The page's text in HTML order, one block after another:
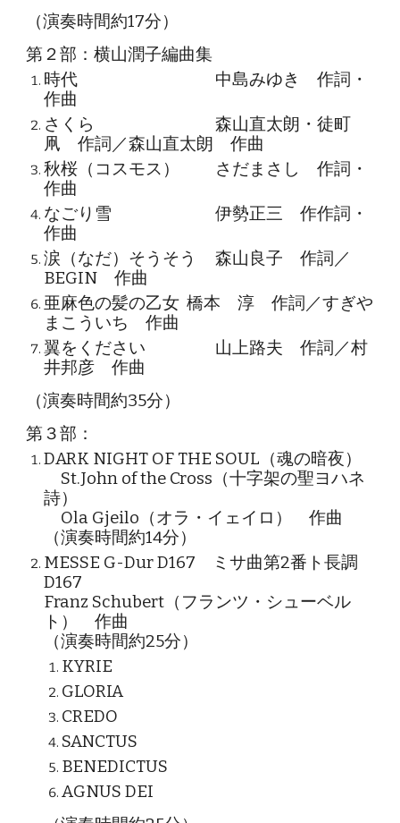
（演奏時間約17分）
第２部：横山潤子編曲集
時代
中島みゆき 作詞・
作曲
さくら
森山直太朗・徒町
凧 作詞／森山直太朗 作曲
秋桜（コスモス）
さだまさし 作詞・
作曲
なごり雪
伊勢正三 作作詞・
作曲
涙（なだ）そうそう
森山良子 作詞／
BEGIN 作曲
亜麻色の髪の乙女 橋本 淳 作詞／すぎや
まこういち 作曲
翼をください
山上路夫 作詞／村
井邦彦 作曲
（演奏時間約35分）
第３部：
DARK NIGHT OF THE SOUL（魂の暗夜）
St.John of the Cross（十字架の聖ヨハネ
詩）
Ola Gjeilo（オラ・イェイロ） 作曲
（演奏時間約14分）
MESSE G-Dur D167 ミサ曲第2番ト長調
D167
Franz Schubert（フランツ・シューベル
ト） 作曲
（演奏時間約25分）
KYRIE
GLORIA
CREDO
SANCTUS
BENEDICTUS
AGNUS DEI